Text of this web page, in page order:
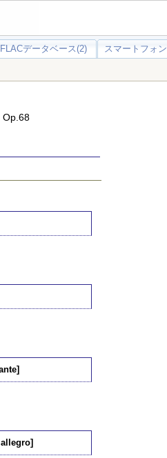
FLACデータベース(2) スマートフォン
Op.68